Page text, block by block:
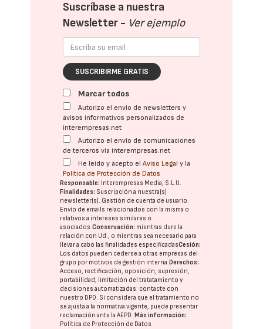
Suscríbase a nuestra
Newsletter - Ver ejemplo
SUSCRIBIRME GRATIS
Marcar todos
Autorizo el envío de newsletters y
avisos informativos personalizados de
interempresas.net
Autorizo el envío de comunicaciones
de terceros vía interempresas.net
He leído y acepto elAviso Legal y la
Política de Protección de Datos
Responsable: Interempresas Media, S.L.U.
Finalidades: Suscripción a nuestra(s)
newsletter(s). Gestión de cuenta de usuario.
Envío de emails relacionados con la misma o
relativos a intereses similares o
asociados.Conservación: mientras dure la
relación con Ud., o mientras sea necesario para
llevar a cabo las finalidades especificadasCesión:
Los datos pueden cederse a otras empresas del
grupo por motivos de gestión interna. Derechos:
Acceso, rectificación, oposición, supresión,
portabilidad, limitación del tratatamiento y
decisiones automatizadas: contacte con
nuestro DPD. Si considera que el tratamiento no
se ajusta a la normativa vigente, puede presentar
reclamación ante laAEPD. Más información:
Política de Protección de Datos